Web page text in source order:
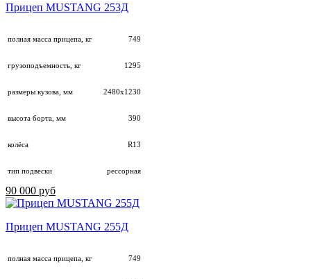
Прицеп MUSTANG 253Д
полная масса прицепа, кг 749
грузоподъемность, кг 1295
размеры кузова, мм 2480х1230
высота борта, мм 390
колёса R13
тип подвески рессорная
90 000 руб
Прицеп MUSTANG 255Д
полная масса прицепа, кг 749